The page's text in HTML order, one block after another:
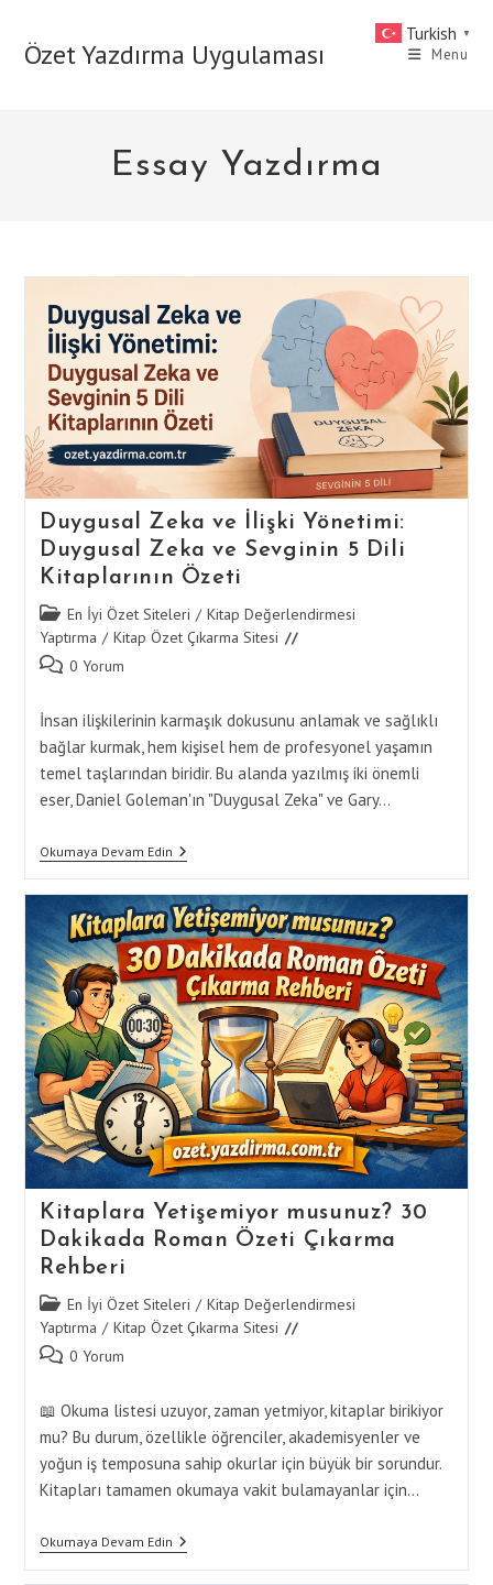
contentÖzet Yazdırma Uygulaması Menu
Essay Yazdırma
Duygusal Zeka ve İlişki Yönetimi:
Duygusal Zeka ve Sevginin 5 Dili
Kitaplarının Özeti
Post
category:
En İyi Özet Siteleri / Kitap Değerlendirmesi
Yaptırma / Kitap Özet Çıkarma Sitesi
Post 0 Yorum
İnsan ilişkilerinin karmaşık dokusunu anlamak ve sağlıklı
bağlar kurmak, hem kişisel hem de profesyonel yaşamın
temel taşlarından biridir. Bu alanda yazılmış iki önemli
eser, Daniel Goleman'ın "Duygusal Zeka" ve Gary…
Okumaya Devam EdinDuygusal
İlişki
Yönetimi:
Duygusal
Zeka
Ve
Sevginin
5
Dili
Kitaplarının
Özeti
Kitaplara Yetişemiyor musunuz? 30
Dakikada Roman Özeti Çıkarma
Rehberi
Post
category:
En İyi Özet Siteleri / Kitap Değerlendirmesi
Yaptırma / Kitap Özet Çıkarma Sitesi
Post 0 Yorum
📖 Okuma listesi uzuyor, zaman yetmiyor, kitaplar birikiyor
mu? Bu durum, özellikle öğrenciler, akademisyenler ve
yoğun iş temposuna sahip okurlar için büyük bir sorundur.
Kitapları tamamen okumaya vakit bulamayanlar için…
Okumaya Devam EdinKitaplara
Yetişemiyor
Turkish ▼